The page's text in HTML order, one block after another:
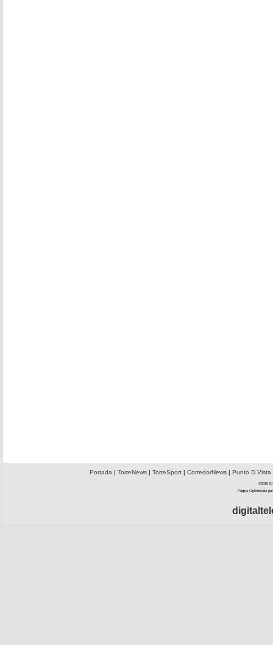
Portada | TorreNews| TorreSport| CorredorNews| Punto D Vista
©2010 El
Página Optimizada